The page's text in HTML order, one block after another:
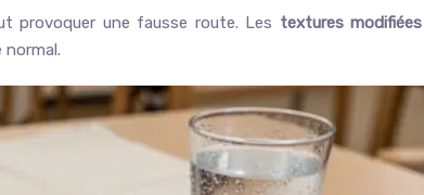
provoquer une fausse route. Les textures modifiées